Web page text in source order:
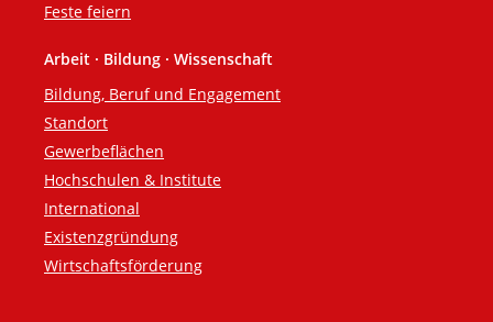
Feste feiern
Arbeit · Bildung · Wissenschaft
Bildung, Beruf und Engagement
Standort
Gewerbeflächen
Hochschulen & Institute
International
Existenzgründung
Wirtschaftsförderung